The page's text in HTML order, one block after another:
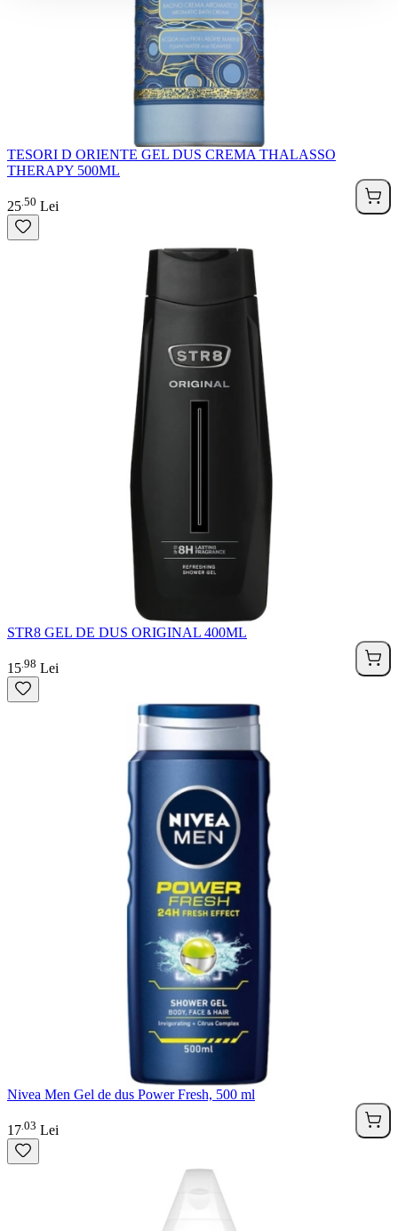
TESORI D ORIENTE GEL DUS CREMA THALASSO
THERAPY 500ML
25 50 Lei
STR8 GEL DE DUS ORIGINAL 400ML
15 98 Lei
Nivea Men Gel de dus Power Fresh, 500 ml
17 03 Lei